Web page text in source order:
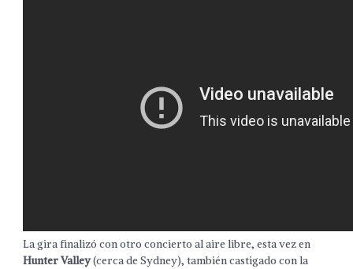
La gira finalizó con otro concierto al aire libre, esta vez en
Hunter Valley(cerca de Sydney), también castigado con la